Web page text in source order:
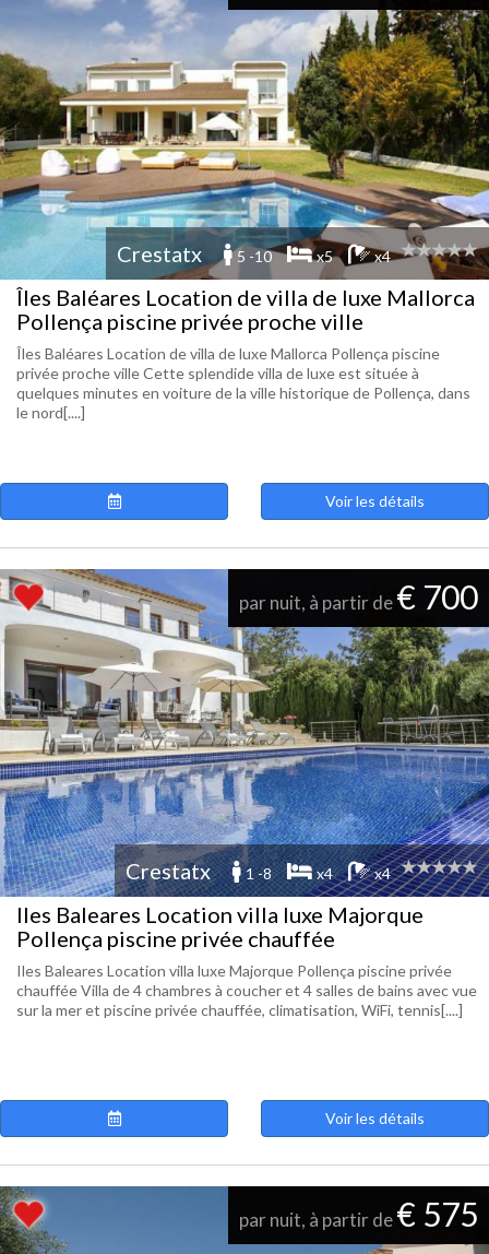
Crestatx 5 -10 x5 x4
Îles Baléares Location de villa de luxe Mallorca
Pollença piscine privée proche ville
Îles Baléares Location de villa de luxe Mallorca Pollença piscine
privée proche ville Cette splendide villa de luxe est située à
quelques minutes en voiture de la ville historique de Pollença, dans
le nord[....]
Voir les détails
par nuit, à partir de€ 700
Crestatx 1 -8 x4 x4
Iles Baleares Location villa luxe Majorque
Pollença piscine privée chauffée
Iles Baleares Location villa luxe Majorque Pollença piscine privée
chauffée Villa de 4 chambres à coucher et 4 salles de bains avec vue
sur la mer et piscine privée chauffée, climatisation, WiFi, tennis[....]
Voir les détails
par nuit, à partir de€ 575